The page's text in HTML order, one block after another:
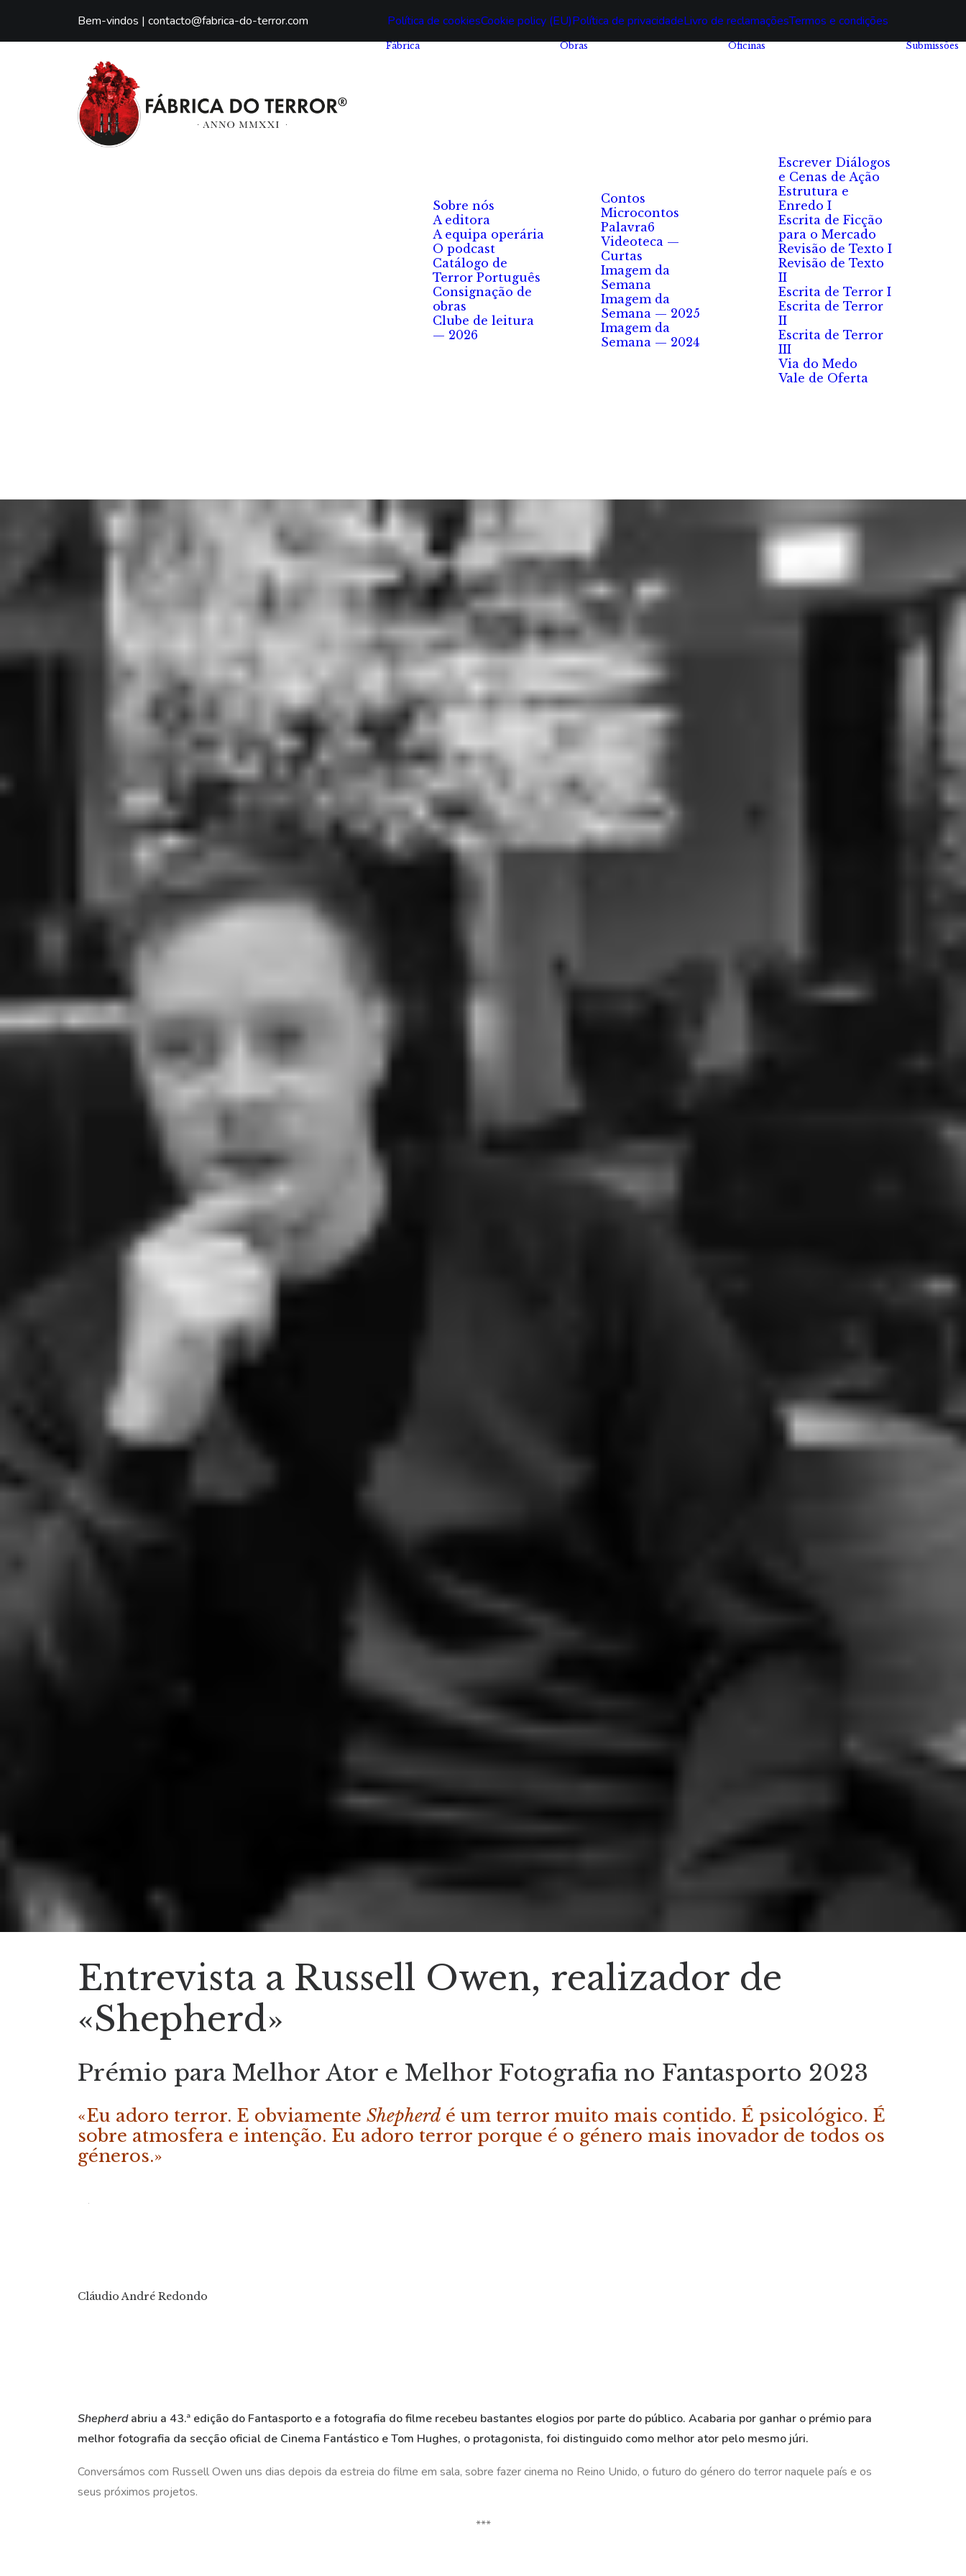
Bem-vindos | contacto@fabrica-do-terror.com Política de cookiesCookie policy (EU)Política de privacidadeLivro de reclamaçõesTermos e condições
Fábrica
Sobre nós
A editora
A equipa operária
O podcast
Catálogo de
Terror Português
Consignação de
obras
Clube de leitura
— 2026
Obras
Contos
Microcontos
Palavra6
Videoteca —
Curtas
Imagem da
Semana
Imagem da
Semana — 2025
Imagem da
Semana — 2024
Oficinas
Escrever Diálogos
e Cenas de Ação
Estrutura e
Enredo I
Escrita de Ficção
para o Mercado
Revisão de Texto I
Revisão de Texto
II
Escrita de Terror I
Escrita de Terror
II
Escrita de Terror
III
Via do Medo
Vale de Oferta
Submissões
Entrevista a Russell Owen, realizador de
«Shepherd»
Prémio para Melhor Ator e Melhor Fotografia no Fantasporto 2023
«Eu adoro terror. E obviamente Shepherd é um terror muito mais contido. É psicológico. É
sobre atmosfera e intenção. Eu adoro terror porque é o género mais inovador de todos os
géneros.»
Cláudio André Redondo
Shepherdabriu a 43.ª edição do Fantasporto e a fotografia do filme recebeu bastantes elogios por parte do público. Acabaria por ganhar o prémio para
melhor fotografia da secção oficial de Cinema Fantástico e Tom Hughes, o protagonista, foi distinguido como melhor ator pelo mesmo júri.
Conversámos com Russell Owen uns dias depois da estreia do filme em sala, sobre fazer cinema no Reino Unido, o futuro do género do terror naquele país e os
seus próximos projetos.
***